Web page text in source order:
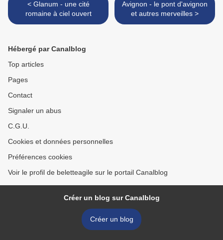
< Glanum - une cité
romaine à ciel ouvert
Avignon - le pont d'avignon
et autres merveilles >
Hébergé par Canalblog
Top articles
Pages
Contact
Signaler un abus
C.G.U.
Cookies et données personnelles
Préférences cookies
Voir le profil de beletteagile sur le portail Canalblog
Créer un blog sur Canalblog
Créer un blog